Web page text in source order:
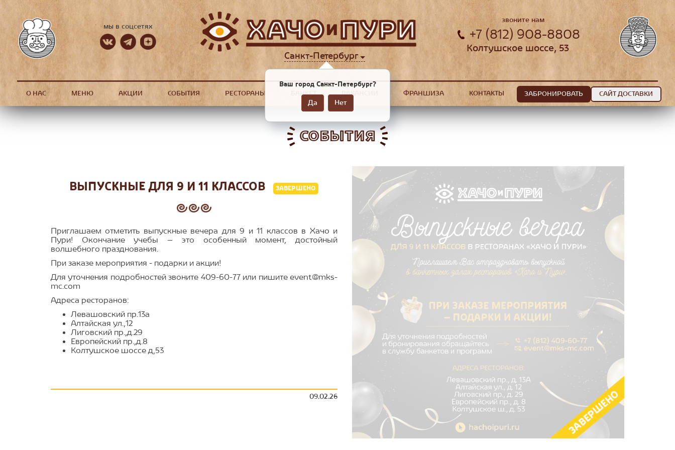
мы в соцсетях
Санкт-Петербург
Ваш город Санкт-Петербург?
Да Нет
звоните нам
+7 (812) 908-8808
Колтушское шоссе, 53
О НАС МЕНЮ АКЦИИ СОБЫТИЯ РЕСТОРАНЫ БАНКЕТ ВАКАНСИИ ФРАНШИЗА КОНТАКТЫ ЗАБРОНИРОВАТЬ САЙТ ДОСТАВКИ
СОБЫТИЯ
ВЫПУСКНЫЕ ДЛЯ 9 И 11 КЛАССОВ ЗАВЕРШЕНО
Приглашаем отметить выпускные вечера для 9 и 11 классов в Хачо и
Пури! Окончание учебы – это особенный момент, достойный
волшебного празднования.
При заказе мероприятия - подарки и акции!
Для уточнения подробностей звоните 409-60-77 или пишите event@mks-
mc.com
Адреса ресторанов:
Левашовский пр.13а
Алтайская ул.,12
Лиговский пр.,д.29
Европейский пр.,д.8
Колтушское шоссе д,53
09.02.26 ЗАВЕРШЕНО